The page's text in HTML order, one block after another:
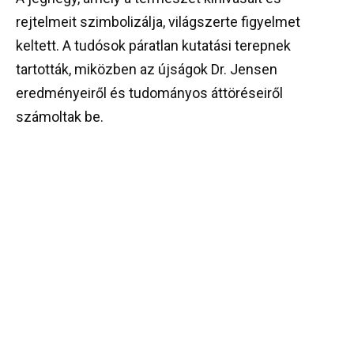
rejtelmeit szimbolizálja, világszerte figyelmet
keltett. A tudósok páratlan kutatási terepnek
tartották, miközben az újságok Dr. Jensen
eredményeiről és tudományos áttöréseiről
számoltak be.